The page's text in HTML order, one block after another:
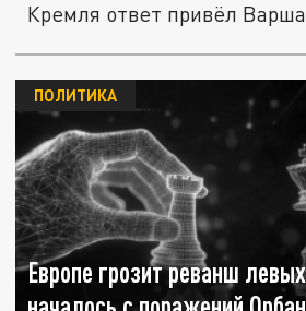
Кремля ответ привёл
Европе грозит реванш
ПОЛИТИКА